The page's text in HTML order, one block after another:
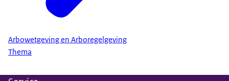
Arbowetgeving en Arboregelgeving
Thema